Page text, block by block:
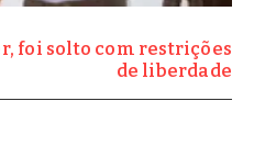
foi solto com restrições
de liberdade